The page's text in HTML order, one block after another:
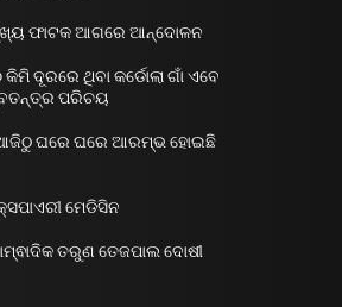
ଫାଟକ ଆଗରେ ଆନ୍ଦୋଳନ
ଦୂରରେ ଥିବା କର୍ଡୋଲା ଗାଁ ଏବେ
ପରିଚୟ
ଆଜିଠୁ ଘରେ ଘରେ ଆରମ୍ଭ ହୋଇଛି
ମେଡିସିନ
ତରୁଣ ତେଜପାଲ ଦୋଷୀ